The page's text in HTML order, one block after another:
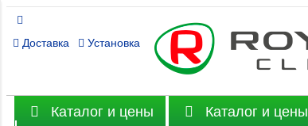
Доставка Установка
Каталог и цены Каталог и цены